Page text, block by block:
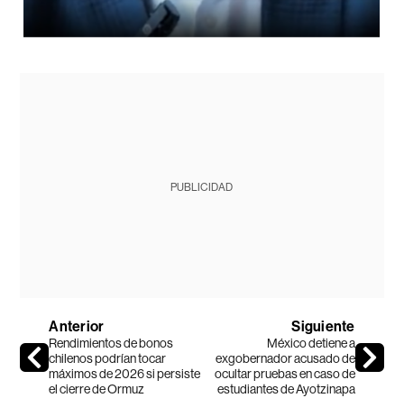
PUBLICIDAD
Anterior
Rendimientos de bonos
chilenos podrían tocar
máximos de 2026 si persiste
el cierre de Ormuz
Siguiente
México detiene a
exgobernador acusado de
ocultar pruebas en caso de
estudiantes de Ayotzinapa